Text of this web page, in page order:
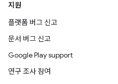
지원
플랫폼 버그 신고
문서 버그 신고
Google Play support
연구 조사 참여